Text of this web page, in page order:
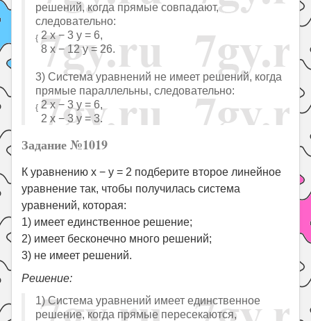
решений, когда прямые совпадают,
следовательно:
{ 2 x − 3 y = 6,
8 x − 12 y = 26.
3) Система уравнений не имеет решений, когда
прямые параллельны, следовательно:
{ 2 x − 3 y = 6,
2 x − 3 y = 3.
Задание №1019
К уравнению x − y = 2 подберите второе линейное
уравнение так, чтобы получилась система
уравнений, которая:
1) имеет единственное решение;
2) имеет бесконечно много решений;
3) не имеет решений.
Решение:
1) Система уравнений имеет единственное
решение, когда прямые пересекаются,